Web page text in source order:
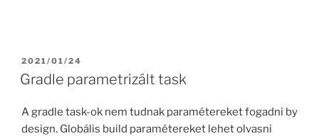
POSTED
ON
2021/01/24
Gradle parametrizált task
A gradle task-ok nem tudnak paramétereket fogadni by
design. Globális build paramétereket lehet olvasni